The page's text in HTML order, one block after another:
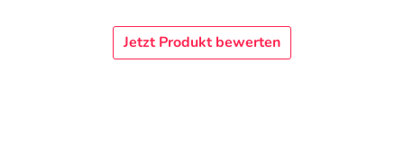
Jetzt Produkt bewerten